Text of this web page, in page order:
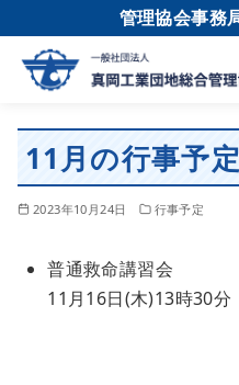
管理協会事
11月の行事予定
2023年10月24日 行事予定
普通救命講習会
11月16日(木)13時30